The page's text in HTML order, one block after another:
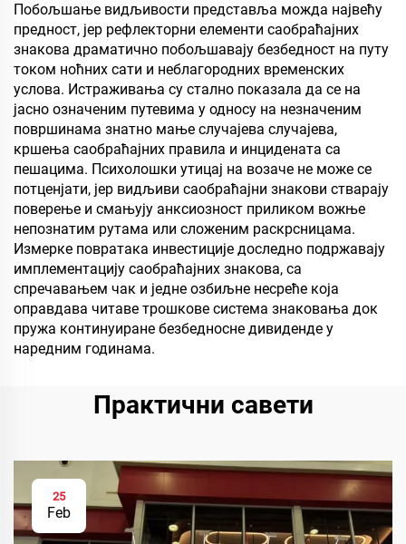
Побољшање видљивости представља можда највећу
предност, јер рефлекторни елементи саобраћајних
знакова драматично побољшавају безбедност на путу
током ноћних сати и неблагородних временских
услова. Истраживања су стално показала да се на
јасно означеним путевима у односу на незначеним
површинама знатно мање случајева случајева,
кршења саобраћајних правила и инцидената са
пешацима. Психолошки утицај на возаче не може се
потценјати, јер видљиви саобраћајни знакови стварају
поверење и смањују анксиозност приликом вожње
непознатим рутама или сложеним раскрсницама.
Измерке повратака инвестиције доследно подржавају
имплементацију саобраћајних знакова, са
спречавањем чак и једне озбиљне несреће која
оправдава читаве трошкове система знаковања док
пружа континуиране безбедносне дивиденде у
наредним годинама.
Практични савети
25
Feb